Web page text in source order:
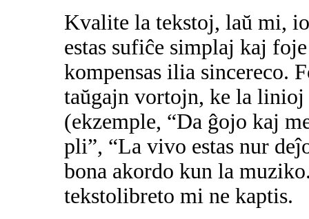
Kvalite la tekstoj, laŭ mi,
estas sufiĉe simplaj kaj
kompensas ilia sincereco.
taŭgajn vortojn, ke la linioj
(ekzemple, “Da ĝojo kaj
pli”, “La vivo estas nur
bona akordo kun la
tekstolibreto mi ne kaptis.